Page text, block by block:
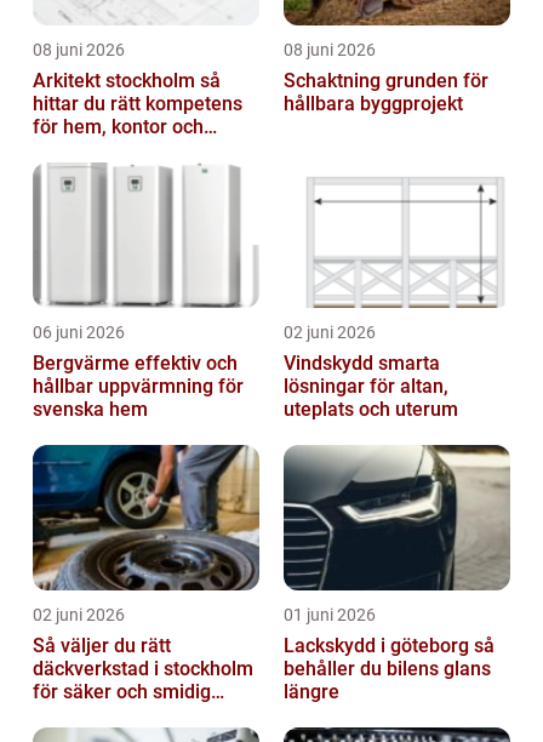
08 juni 2026
Arkitekt stockholm så
hittar du rätt kompetens
för hem, kontor och
08 juni 2026
Schaktning grunden för
hållbara byggprojekt
06 juni 2026
Bergvärme effektiv och
hållbar uppvärmning för
svenska hem
02 juni 2026
Vindskydd smarta
lösningar för altan,
uteplats och uterum
02 juni 2026
Så väljer du rätt
däckverkstad i stockholm
för säker och smidig
01 juni 2026
Lackskydd i göteborg så
behåller du bilens glans
längre